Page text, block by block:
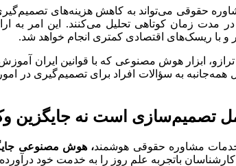
حقوقی می‌تواند به کاهش هزینه‌های
مدت زمان کوتاهی تحلیل می‌کنند. این امر به
و با ریسک‌های اقتصادی کمتری انجام خواهد شد.
ابزار هوش مصنوعی که با قوانین ایران
به سؤالات افراد برای تصمیم‌گیری در
تصمیم‌سازی است نه جایگزین
خدمات مشاوره حقوقی هوشمند، هوش مصنوعی
باتجربه علم روز را به خدمت خود